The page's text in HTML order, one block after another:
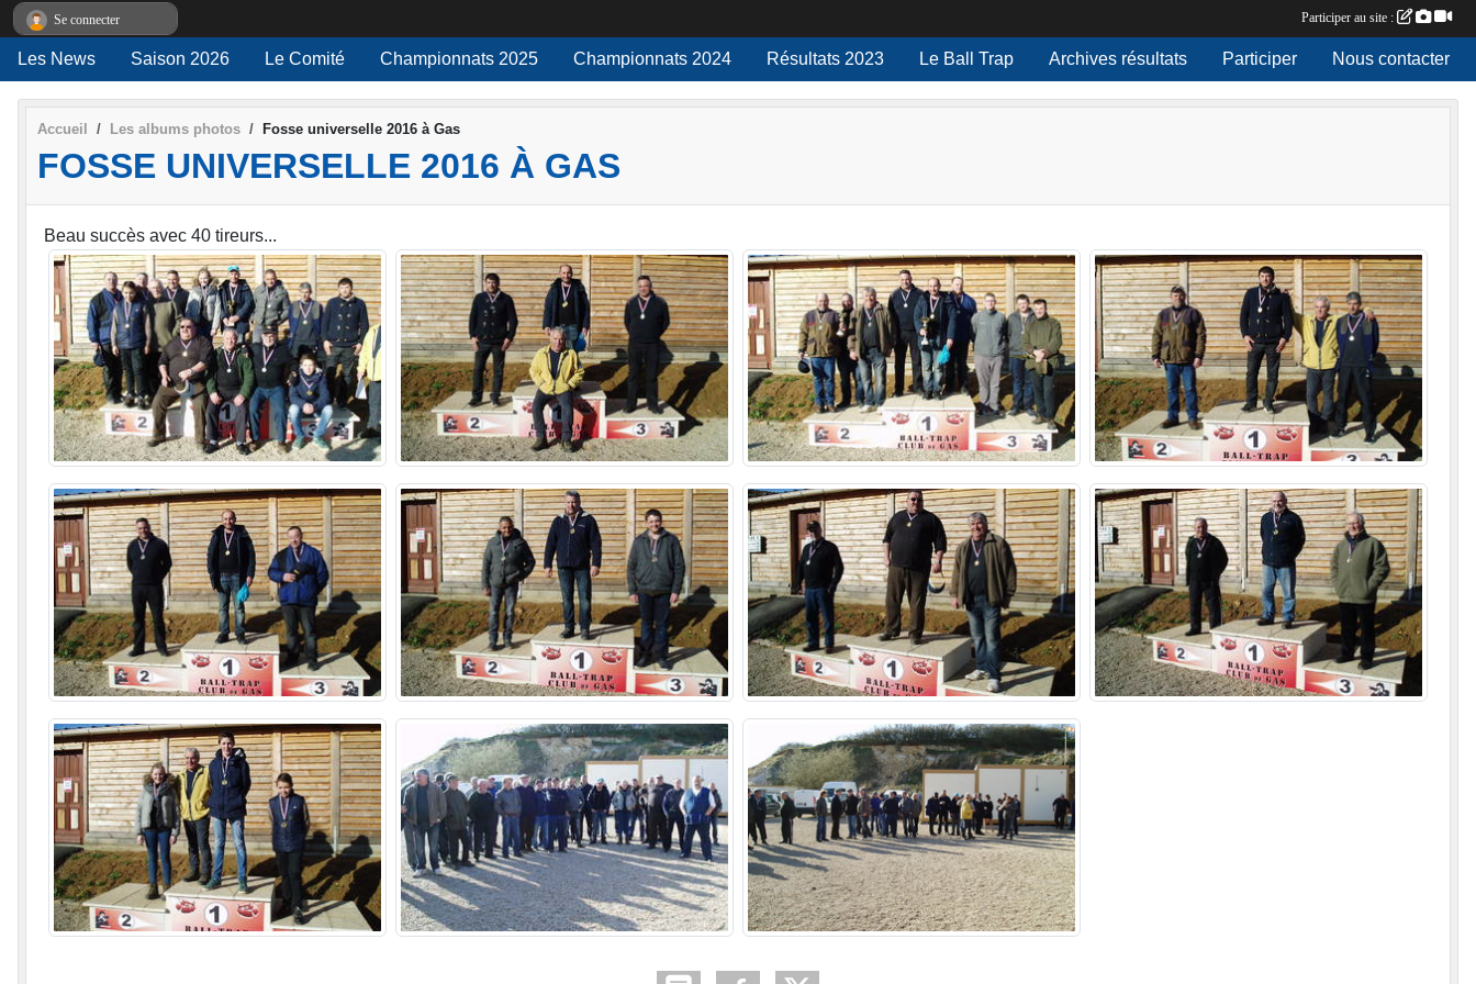
Les News Saison 2026 Le Comité Championnats 2025 Championnats 2024 Résultats 2023 Le Ball Trap Archives résultats Participer Nous contacter
Accueil Les albums photos Fosse universelle 2016 à Gas
FOSSE UNIVERSELLE 2016 À GAS
Beau succès avec 40 tireurs...
Se connecter Participer au site :
Panneau de gestion des cookies